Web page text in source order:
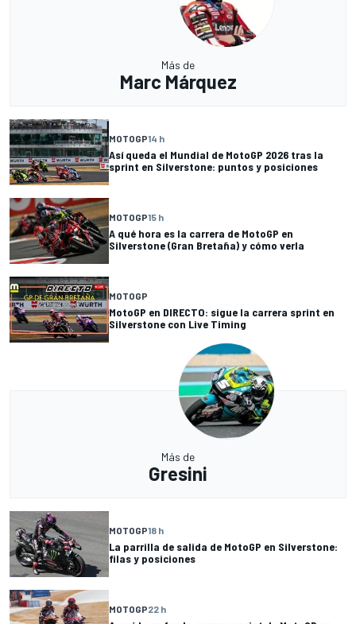
Más de
Marc Márquez
MOTOGP14 h
Así queda el Mundial de MotoGP 2026 tras la
sprint en Silverstone: puntos y posiciones
MOTOGP15 h
A qué hora es la carrera de MotoGP en
Silverstone (Gran Bretaña) y cómo verla
MOTOGP
MotoGP en DIRECTO: sigue la carrera sprint en
Silverstone con Live Timing
Más de
Gresini
MOTOGP18 h
La parrilla de salida de MotoGP en Silverstone:
filas y posiciones
MOTOGP22 h